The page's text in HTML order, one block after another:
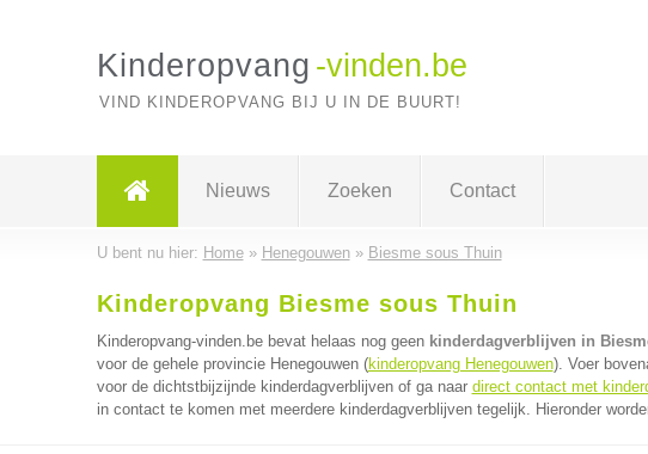
Kinderopvang -vinden.be
VIND KINDEROPVANG BIJ U IN DE BUURT!
Nieuws Zoeken Contact
U bent nu hier: Home» Henegouwen» Biesme sous Thuin
Kinderopvang Biesme sous Thuin
Kinderopvang-vinden.be bevat helaas nog geen kinderdagverblijven in
voor de gehele provincie Henegouwen (kinderopvang Henegouwen). Voer
voor de dichtstbijzijnde kinderdagverblijven of ga naar direct contact met
in contact te komen met meerdere kinderdagverblijven tegelijk. Hieronder